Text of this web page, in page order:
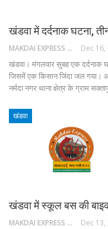
खंडवा में दर्दनाक घटना,
MAKDAI EXPRESS 24 Dec 16,
खंडवा। मंगलवार सुबह एक दर्दनाक
जिसमें एक किसान जिंदा जल
नर्मदा नगर थाना क्षेत्र के ग्राम
खंडवा
खंडवा में स्कूल बस की
MAKDAI EXPRESS 24 Dec 13,